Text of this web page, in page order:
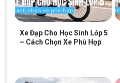
Xe Đạp Cho Học Sinh Lớp 5
– Cách Chọn Xe Phù Hợp